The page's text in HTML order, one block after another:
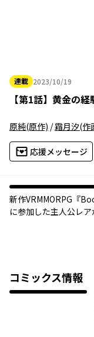
連載 2023/10/19
2023年10月19日
【第1話】 黄金の経
原純(原作) /霜月汐(作
応援メッセージ
新作VRMMORPG『
に参加した主人公レ
たり、ステータスを
『使役』はとんでもな
レアは、『使役』を
え続ける【経験値】
にか「特定災害生物
コミックス情報